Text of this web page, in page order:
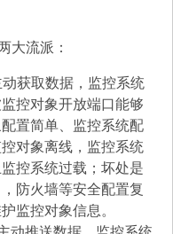
大流派：
获取数据，监控系统
控对象开放端口能够
置简单、监控系统配
对象离线，监控系统
控系统过载；坏处是
防火墙等安全配置复
监控对象信息。